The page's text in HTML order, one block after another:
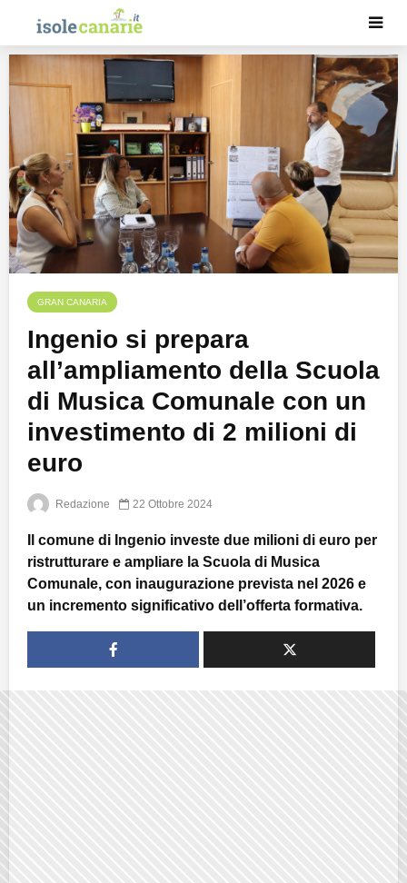
GRAN CANARIA
Ingenio si prepara
all’ampliamento della Scuola
di Musica Comunale con un
investimento di 2 milioni di
euro
Redazione 22 Ottobre 2024
Il comune di Ingenio investe due milioni di euro per
ristrutturare e ampliare la Scuola di Musica
Comunale, con inaugurazione prevista nel 2026 e
un incremento significativo dell’offerta formativa.